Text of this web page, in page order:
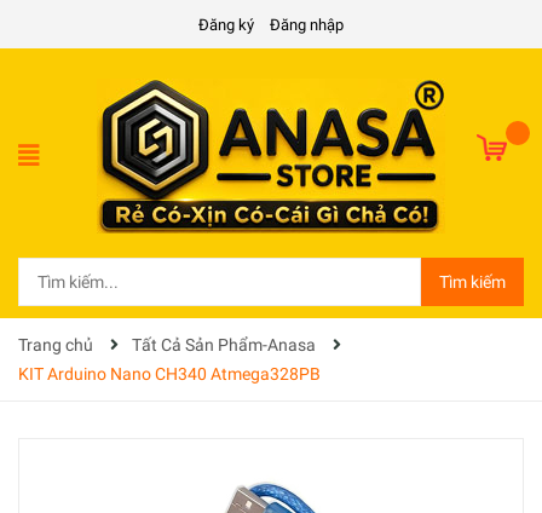
Đăng ký Đăng nhập
Tìm kiếm
Trang chủ
Tất Cả Sản Phẩm-Anasa
KIT Arduino Nano CH340 Atmega328PB